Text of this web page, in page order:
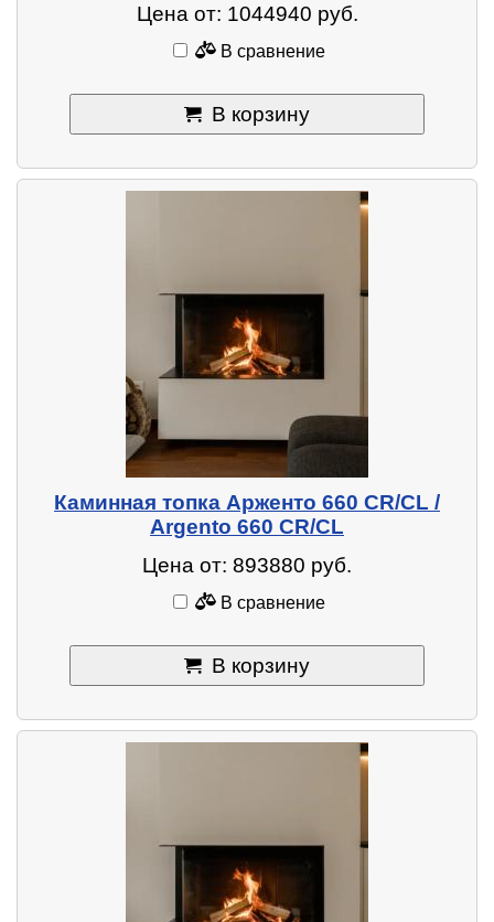
Цена от: 1044940 руб.
В сравнение
В корзину
Каминная топка Арженто 660 CR/CL /
Argento 660 CR/CL
Цена от: 893880 руб.
В сравнение
В корзину